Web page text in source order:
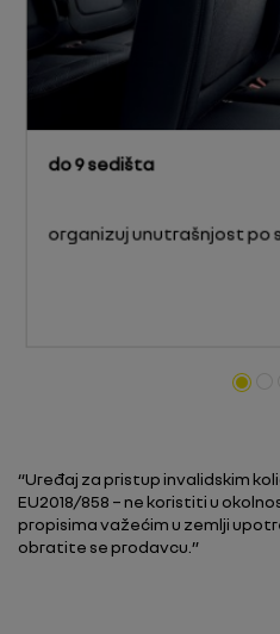
do 9 sedišta
organizuj unutrašnjost po
“Uređaj za pristup invalidskim
EU2018/858 – ne koristiti u
propisima važećim u zemlji
obratite se prodavcu.”